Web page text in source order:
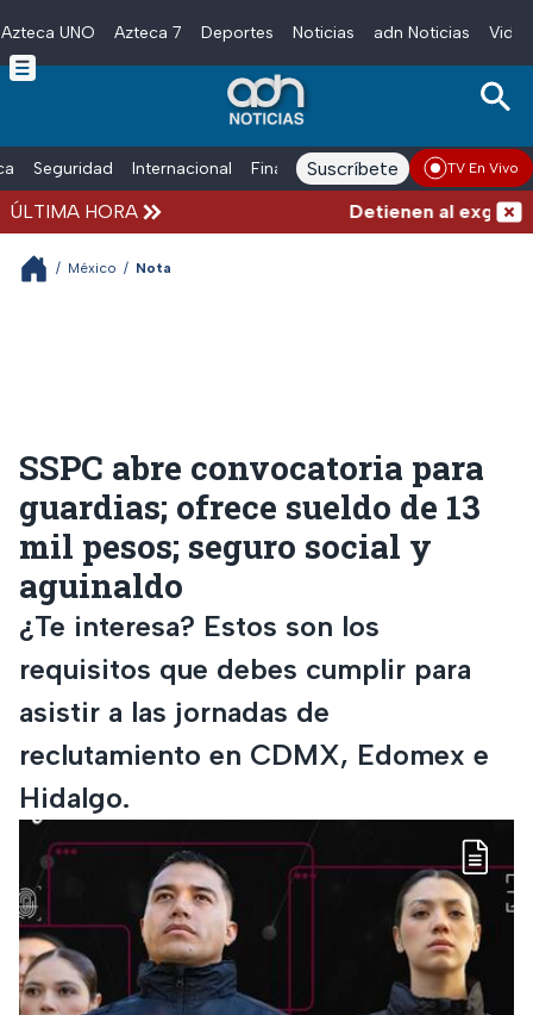
Skip to main content
Azteca UNO Azteca 7 Deportes Noticias adn Noticias
Seguridad Internacional Finanzas adn Noticias Radio
Suscríbete TV En Vivo
ÚLTIMA HORA Detienen al
/ México / Nota
SSPC abre convocatoria para
guardias; ofrece sueldo de 13
mil pesos; seguro social y
aguinaldo
¿Te interesa? Estos son los
requisitos que debes cumplir para
asistir a las jornadas de
reclutamiento en CDMX, Edomex e
Hidalgo.